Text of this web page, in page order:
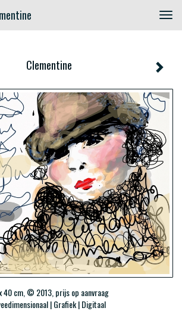
Clementine
40 cm, © 2013, prijs op aanvraag
| Grafiek | Digitaal